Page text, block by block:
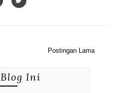
Postingan Lama
Ini